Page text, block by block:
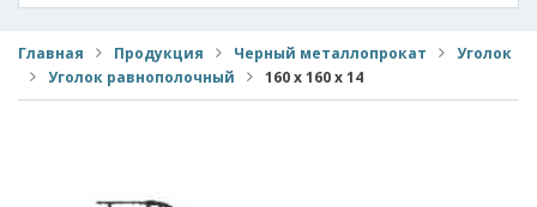
Главная Продукция Черный металлопрокат
Уголок
Уголок равнополочный
160 х 160 х 14